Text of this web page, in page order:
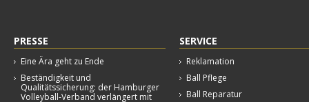
PRESSE
Eine Ära geht zu Ende
Beständigkeit und
Qualitätssicherung: der Hamburger
Volleyball-Verband verlängert mit
SERVICE
Reklamation
Ball Pflege
Ball Reparatur